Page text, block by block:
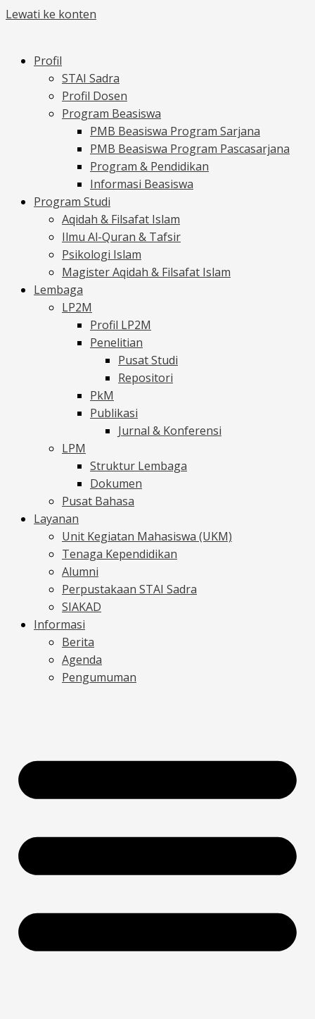
Lewati ke konten
Profil
STAI Sadra
Profil Dosen
Program Beasiswa
PMB Beasiswa Program Sarjana
PMB Beasiswa Program Pascasarjana
Program & Pendidikan
Informasi Beasiswa
Program Studi
Aqidah & Filsafat Islam
Ilmu Al-Quran & Tafsir
Psikologi Islam
Magister Aqidah & Filsafat Islam
Lembaga
LP2M
Profil LP2M
Penelitian
Pusat Studi
Repositori
PkM
Publikasi
Jurnal & Konferensi
LPM
Struktur Lembaga
Dokumen
Pusat Bahasa
Layanan
Unit Kegiatan Mahasiswa (UKM)
Tenaga Kependidikan
Alumni
Perpustakaan STAI Sadra
SIAKAD
Informasi
Berita
Agenda
Pengumuman